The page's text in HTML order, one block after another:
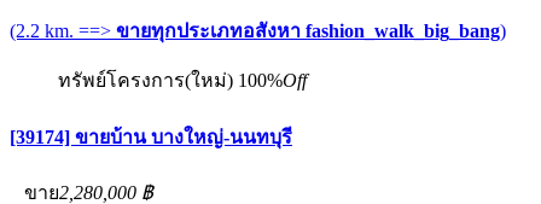
(2.2 km. ==> ขายทุกประเภทอสังหา fashion_walk_big_bang)
ทรัพย์โครงการ(ใหม่) 100%Off
[39174] ขายบ้าน บางใหญ่-นนทบุรี
ขาย2,280,000 ฿